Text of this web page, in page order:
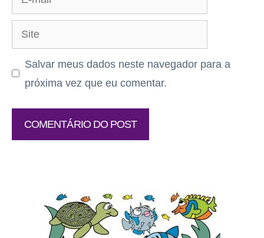
mail
Site
Salvar meus dados neste navegador para a
próxima vez que eu comentar.